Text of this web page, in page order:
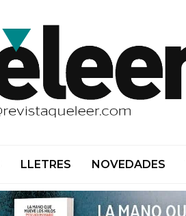
LLETRES NOVEDADES